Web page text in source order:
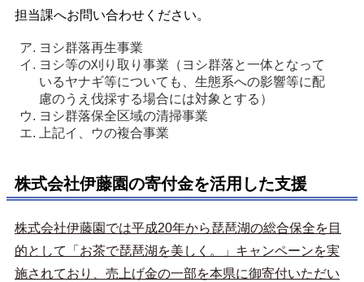
担当課へお問い合わせください。
ヨシ群落再生事業
ヨシ等の刈り取り事業（ヨシ群落と一体となって
いるヤナギ等についても、生態系への影響等に配
慮のうえ伐採する場合には対象とする）
ヨシ群落保全区域の清掃事業
上記イ、ウの複合事業
株式会社伊藤園の寄付金を活用した支援
株式会社伊藤園では平成20年から琵琶湖の総合保全を目
的として「お茶で琵琶湖を美しく。」キャンペーンを実
施されており、売上げ金の一部を本県に御寄付いただい